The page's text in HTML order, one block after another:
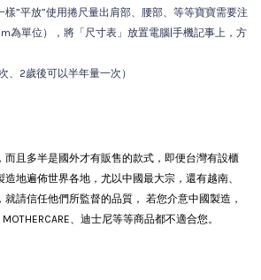
”平放”使用捲尺量出肩部、腰部、等等寶寶需要注
為單位），將「尺寸表」放置電腦|手機記事上，方
、2歲後可以半年量一次）
而且多半是國外才有販售的款式，即便台灣有設櫃
造地遍佈世界各地，尤以中國最大宗，還有越南、
請信任他們所監督的品質， 若您介意中國製造，
、迪士尼等等商品都不適合您。